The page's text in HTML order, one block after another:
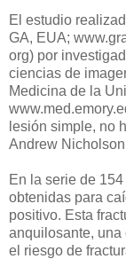
El estudio
GA, EUA;
org) por
ciencias de
Medicina de la
lesión simple, no
Andrew
En la serie de
obtenidas para
positivo. Esta
anquilosante, una
el riesgo de